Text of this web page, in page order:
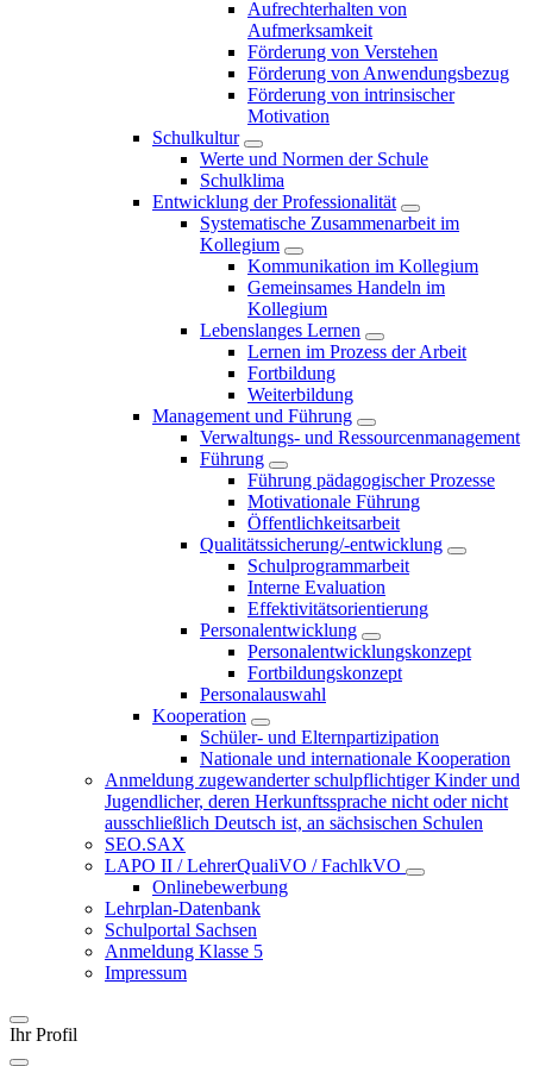
Aufrechterhalten von
Aufmerksamkeit
Förderung von Verstehen
Förderung von Anwendungsbezug
Förderung von intrinsischer
Motivation
Schulkultur
Werte und Normen der Schule
Schulklima
Entwicklung der Professionalität
Systematische Zusammenarbeit im
Kollegium
Kommunikation im Kollegium
Gemeinsames Handeln im
Kollegium
Lebenslanges Lernen
Lernen im Prozess der Arbeit
Fortbildung
Weiterbildung
Management und Führung
Verwaltungs- und Ressourcenmanagement
Führung
Führung pädagogischer Prozesse
Motivationale Führung
Öffentlichkeitsarbeit
Qualitätssicherung/-entwicklung
Schulprogrammarbeit
Interne Evaluation
Effektivitätsorientierung
Personalentwicklung
Personalentwicklungskonzept
Fortbildungskonzept
Personalauswahl
Kooperation
Schüler- und Elternpartizipation
Nationale und internationale Kooperation
Anmeldung zugewanderter schulpflichtiger Kinder und
Jugendlicher, deren Herkunftssprache nicht oder nicht
ausschließlich Deutsch ist, an sächsischen Schulen
SEO.SAX
LAPO II / LehrerQualiVO / FachlkVO
Onlinebewerbung
Lehrplan-Datenbank
Schulportal Sachsen
Anmeldung Klasse 5
Impressum
Ihr Profil